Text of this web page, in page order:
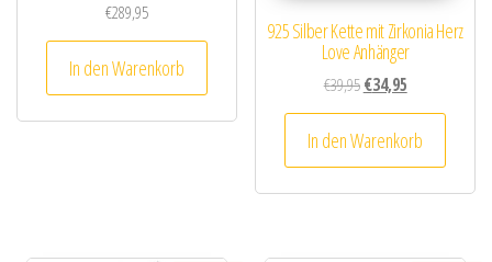
€289,95
In den Warenkorb
925 Silber Kette mit Zirkonia Herz
Love Anhänger
€39,95 Ursprünglicher Preis
€34,95Aktueller Preis
In den Warenkorb